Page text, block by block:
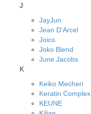
J
JayJun
Jean D'Arcel
Joico
Joko Blend
June Jacobs
K
Keiko Mecheri
Keratin Complex
KEUNE